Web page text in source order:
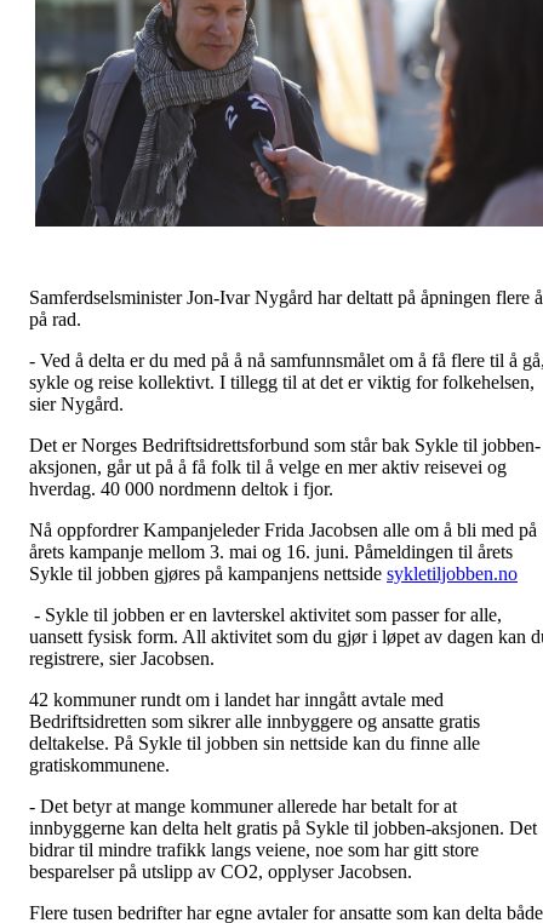
Samferdselsminister Jon-Ivar Nygård har deltatt på åpningen flere
på rad.
- Ved å delta er du med på å nå samfunnsmålet om å få flere til å
sykle og reise kollektivt. I tillegg til at det er viktig for folkehelsen,
sier Nygård.
Det er Norges Bedriftsidrettsforbund som står bak Sykle til jobben-
aksjonen, går ut på å få folk til å velge en mer aktiv reisevei og
hverdag. 40 000 nordmenn deltok i fjor.
Nå oppfordrer Kampanjeleder Frida Jacobsen alle om å bli med på
årets kampanje mellom 3. mai og 16. juni. Påmeldingen til årets
Sykle til jobben gjøres på kampanjens nettside sykletiljobben.no
- Sykle til jobben er en lavterskel aktivitet som passer for alle,
uansett fysisk form. All aktivitet som du gjør i løpet av dagen kan
registrere, sier Jacobsen.
42 kommuner rundt om i landet har inngått avtale med
Bedriftsidretten som sikrer alle innbyggere og ansatte gratis
deltakelse. På Sykle til jobben sin nettside kan du finne alle
gratiskommunene.
- Det betyr at mange kommuner allerede har betalt for at
innbyggerne kan delta helt gratis på Sykle til jobben-aksjonen. Det
bidrar til mindre trafikk langs veiene, noe som har gitt store
besparelser på utslipp av CO2, opplyser Jacobsen.
Flere tusen bedrifter har egne avtaler for ansatte som kan delta både